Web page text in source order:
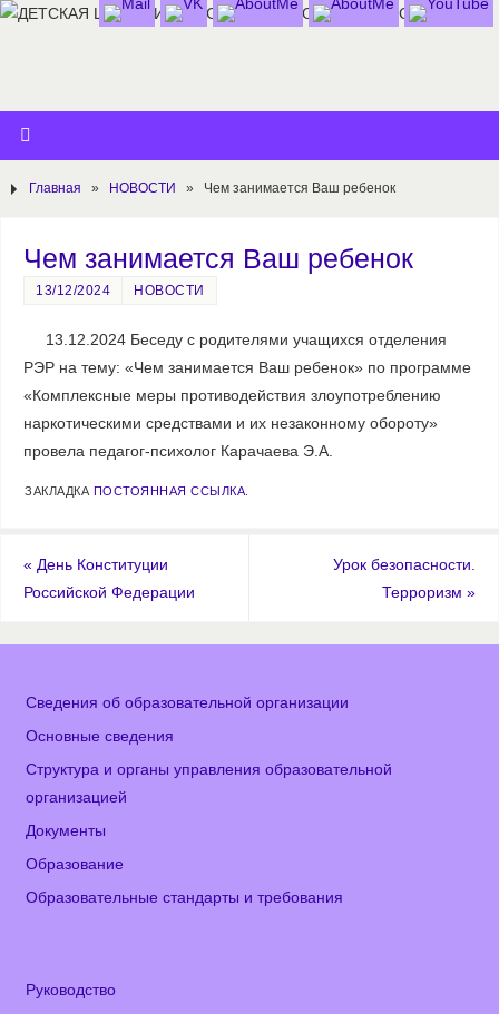
Главная » НОВОСТИ » Чем занимается Ваш ребенок
Чем занимается Ваш ребенок
13/12/2024 НОВОСТИ
13.12.2024 Беседу с родителями учащихся отделения
РЭР на тему: «Чем занимается Ваш ребенок» по программе
«Комплексные меры противодействия злоупотреблению
наркотическими средствами и их незаконному обороту»
провела педагог-психолог Карачаева Э.А.
ЗАКЛАДКА ПОСТОЯННАЯ ССЫЛКА
« День Конституции
Российской Федерации
Урок безопасности.
Терроризм »
Сведения об образовательной организации
Основные сведения
Структура и органы управления образовательной
организацией
Документы
Образование
Образовательные стандарты и требования
Руководство